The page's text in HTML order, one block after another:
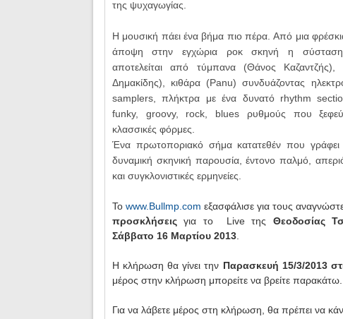
της ψυχαγωγίας.
Η μουσική πάει ένα βήμα πιο πέρα.Από μια
άποψη στην εγχώρια ροκ σκηνή η
αποτελείται από τύμπανα (Θάνος
Δημακίδης), κιθάρα (Panu) συνδυάζοντας
samplers, πλήκτρα με ένα δυνατό rhythm
funky, groovy, rock, blues ρυθμούς που
κλασσικές φόρμες.
Ένα πρωτοποριακό σήμα κατατεθέν που
δυναμική σκηνική παρουσία, έντονο παλμό,
και συγκλονιστικές ερμηνείες.
Το www.Bullmp.com εξασφάλισε για τους
προσκλήσειςγια τo Live της Θεοδοσίας
Σάββατο 16 Μαρτίου 2013.
Η κλήρωση θα γίνει την Παρασκευή 15/3/2013
μέρος στην κλήρωση μπορείτε να βρείτε παρακάτω.
Για να λάβετε μέρος στη κλήρωση, θα πρέπει να